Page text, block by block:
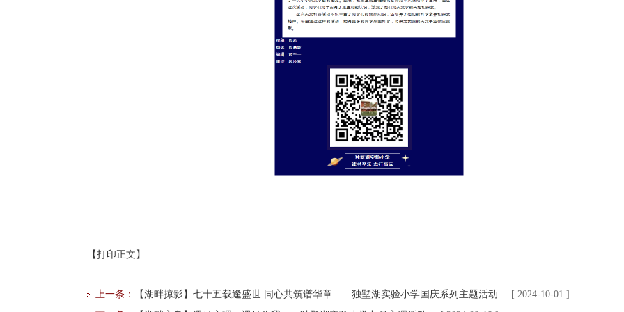
【打印正文】
上一条： 【湖畔掠影】七十五载逢盛世 同心共筑谱华章——独墅湖实验小学国庆系列主题活动
[ 2024-10-01 ]